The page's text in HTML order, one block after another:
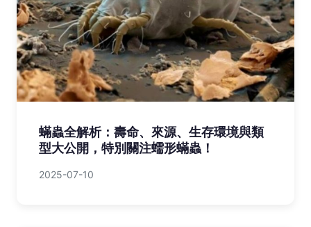
蟎蟲全解析：壽命、來源、生存環境與類
型大公開，特別關注蠕形蟎蟲！
2025-07-10